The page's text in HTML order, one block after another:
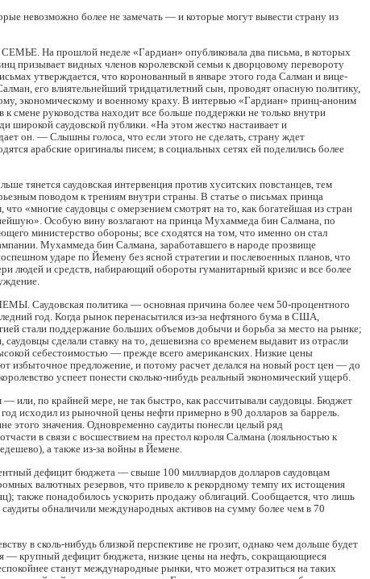
невозможно более не замечать — и которые могут вывести страну из
На прошлой неделе «Гардиан» опубликовала два письма, в которых
призывает видных членов королевской семьи к дворцовому перевороту
утверждается, что коронованный в январе этого года Салман и вице-
его влиятельнейший тридцатилетний сын, проводят опасную политику,
экономическому и военному краху. В интервью «Гардиан» принц-аноним
к смене руководства находит все больше поддержки не только внутри
широкой саудовской публики. «На этом жестко настаивает и
он. — Слышны голоса, что если этого не сделать, страну ждет
арабские оригиналы писем; в социальных сетях ей поделились более
саудовская интервенция против хуситских повстанцев, тем
поводом к трениям внутри страны. В статье о письмах принца
«многие саудовцы с омерзением смотрят на то, как богатейшая из стран
Особую вину возлагают на принца Мухаммеда бин Салмана, по
министерство обороны; все сходятся на том, что именно он стал
Мухаммеда бин Салмана, заработавшего в народе прозвище
ударе по Йемену без ясной стратегии и послевоенных планов, что
людей и средств, набирающий обороты гуманитарный кризис и все более
политика — основная причина более чем 50-процентного
год. Когда рынок перенасытился из-за нефтяного бума в США,
стали поддержание больших объемов добычи и борьба за место на рынке;
сделали ставку на то, дешевизна со временем выдавит из отрасли
себестоимостью — прежде всего американских. Низкие цены
избыточное предложение, и потому расчет делался на новый рост цен — до
успеет понести сколько-нибудь реальный экономический ущерб.
— или, по крайней мере, не так быстро, как рассчитывали саудовцы. Бюджет
исходил из рыночной цены нефти примерно в 90 долларов за баррель.
этого значения. Одновременно саудиты понесли целый ряд
в связи с восшествием на престол короля Салмана (лояльностью к
а также из-за войны в Йемене.
дефицит бюджета — свыше 100 миллиардов долларов саудовцам
валютных резервов, что привело к рекордному темпу их истощения
также понадобилось ускорить продажу облигаций. Сообщается, что лишь
саудиты обналичили международных активов на сумму более чем в 70
в сколь-нибудь близкой перспективе не грозит, однако чем дольше будет
— крупный дефицит бюджета, низкие цены на нефть, сокращающиеся
станут международные рынки, что может отразиться на таких